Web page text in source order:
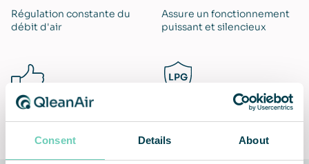
Consent Details About
Régulation constante du
débit d'air
Assure un fonctionnement
puissant et silencieux
Installation et utilisation
faciles
Lifetime Performance
Guarantee